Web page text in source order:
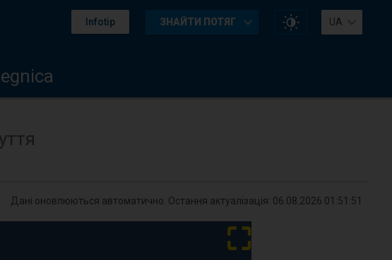
Infotip ЗНАЙТИ ПОТЯГ
Змінити
контраст
UA
Дані оновлюються автоматично. Остання актуалізація: 06.08.2026 01:51:51
⛶